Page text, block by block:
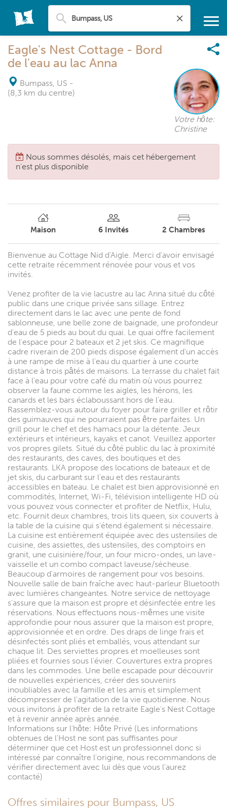
Eagle's Nest Cottage - Bord
de l'eau au lac Anna
Bumpass, US -
(8,3 km du centre)
Votre hôte:
Christine
Nous sommes désolés, mais cet hébergement
n'est plus disponible
Maison 6 Invités 2 Chambres
Bienvenue au Cottage Nid d'Aigle. Merci d'avoir envisagé
cette retraite récemment rénovée pour vous et vos
invités.
Venez profiter de la vie lacustre au lac Anna situé du côté
public dans une crique privée sans sillage. Entrez
directement dans le lac avec une pente de fond
sablonneuse, une belle zone de baignade, une profondeur
d'eau de 5 pieds au bout du quai. Le quai offre facilement
de l'espace pour 2 bateaux et 2 jet skis. Ce magnifique
cadre riverain de 200 pieds dispose également d'un accès
à une rampe de mise à l'eau du quartier à une courte
distance à trois pâtés de maisons. La terrasse du chalet fait
face à l'eau pour votre café du matin où vous pourrez
observer la faune comme les aigles, les hérons, les
canards et les bars éclaboussant hors de l'eau.
Rassemblez-vous autour du foyer pour faire griller et rôtir
des guimauves qui ne pourraient pas être parfaites. Un
grill pour le chef et des hamacs pour la détente. Jeux
extérieurs et intérieurs, kayaks et canot. Veuillez apporter
vos propres gilets. Situé du côté public du lac à proximité
des restaurants, des caves, des boutiques et des
restaurants. LKA propose des locations de bateaux et de
jet skis, du carburant sur l'eau et des restaurants
accessibles en bateau. Le chalet est bien approvisionné en
commodités, Internet, Wi-Fi, télévision intelligente HD où
vous pouvez vous connecter et profiter de Netflix, Hulu,
etc. Fournit deux chambres, trois lits queen, six couverts à
la table de la cuisine qui s'étend également si nécessaire.
La cuisine est entièrement équipée avec des ustensiles de
cuisine, des assiettes, des ustensiles, des comptoirs en
granit, une cuisinière/four, un four micro-ondes, un lave-
vaisselle et un combo compact laveuse/sécheuse.
Beaucoup d'armoires de rangement pour vos besoins.
Nouvelle salle de bain fraîche avec haut-parleur Bluetooth
avec lumières changeantes. Notre service de nettoyage
s'assure que la maison est propre et désinfectée entre les
réservations. Nous effectuons nous-mêmes une visite
approfondie pour nous assurer que la maison est propre,
approvisionnée et en ordre. Des draps de linge frais et
désinfectés sont pliés et emballés, vous attendant sur
chaque lit. Des serviettes propres et moelleuses sont
pliées et fournies sous l'évier. Couvertures extra propres
dans les commodes. Une belle escapade pour découvrir
de nouvelles expériences, créer des souvenirs
inoubliables avec la famille et les amis et simplement
décompresser de l'agitation de la vie quotidienne. Nous
vous invitons à profiter de la retraite Eagle's Nest Cottage
et à revenir année après année.
Informations sur l'hôte: Hôte Privé (Les informations
obtenues de l'Host ne sont pas suffisantes pour
déterminer que cet Host est un professionnel donc si
intéressé par connaître l'origine, nous recommandons de
vérifier directement avec lui dès que vous l'aurez
contacté)
Offres similaires pour Bumpass, US